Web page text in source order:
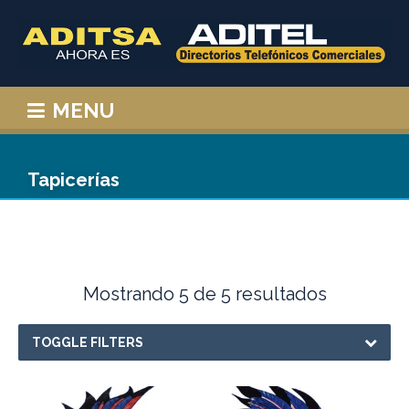
MENU
Tapicerías
Mostrando 5 de 5 resultados
TOGGLE FILTERS